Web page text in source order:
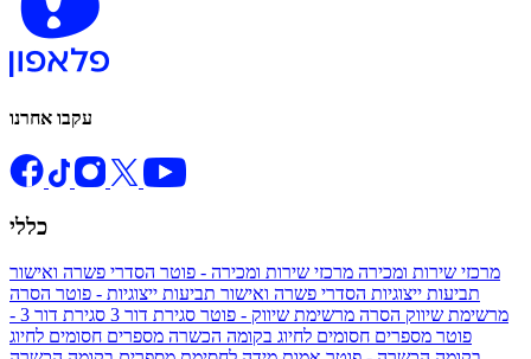
עקבו אחרנו
כללי
מרכזי שירות ומכירה מרכזי שירות ומכירה - פוטר הסדרי פשרה ואישור
תביעות ייצוגיות הסדרי פשרה ואישור תביעות ייצוגיות - פוטר הסרה
מרשימת שיווק הסרה מרשימת שיווק - פוטר סגירת דור 3
סגירת דור 3 -
פוטר מספרים חסומים לחיוג בקומה הכשרה מספרים חסומים לחיוג